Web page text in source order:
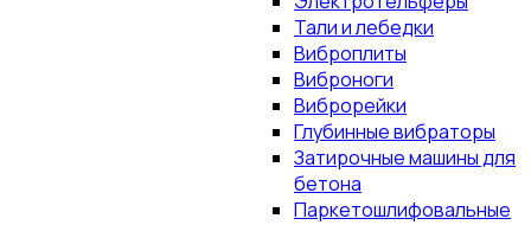
Тали и лебедки
Виброплиты
Виброноги
Виброрейки
Глубинные вибраторы
Затирочные машины для
бетона
Паркетошлифовальные